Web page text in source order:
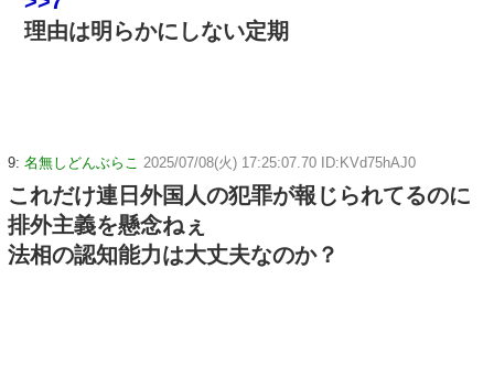
理由は明らかにしない定期
9: 名無しどんぶらこ 2025/07/08(火) 17:25:07.70 ID:KVd75hAJ0
これだけ連日外国人の犯罪が報じられてるのに
排外主義を懸念ねぇ
法相の認知能力は大丈夫なのか？